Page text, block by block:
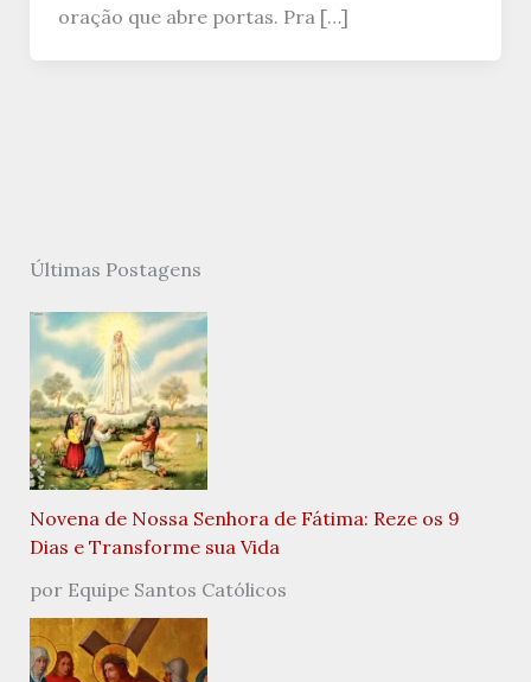
oração que abre portas. Pra […]
Últimas Postagens
Novena de Nossa Senhora de Fátima: Reze os 9
Dias e Transforme sua Vida
por Equipe Santos Católicos